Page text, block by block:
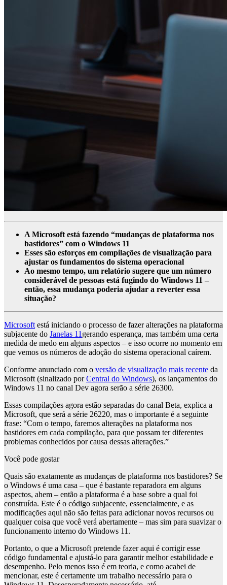
A Microsoft está fazendo “mudanças de plataforma nos
bastidores” com o Windows 11
Esses são esforços em compilações de visualização para
ajustar os fundamentos do sistema operacional
Ao mesmo tempo, um relatório sugere que um número
considerável de pessoas está fugindo do Windows 11 –
então, essa mudança poderia ajudar a reverter essa
situação?
Microsoftestá iniciando o processo de fazer alterações na plataforma
subjacente do Janelas 11gerando esperança, mas também uma certa
medida de medo em alguns aspectos – e isso ocorre no momento em
que vemos os números de adoção do sistema operacional caírem.
Conforme anunciado com o versão de visualização mais recente da
Microsoft (sinalizado porCentral do Windows), os lançamentos do
Windows 11 no canal Dev agora serão a série 26300.
Essas compilações agora estão separadas do canal Beta, explica a
Microsoft, que será a série 26220, mas o importante é a seguinte
frase: “Com o tempo, faremos alterações na plataforma nos
bastidores em cada compilação, para que possam ter diferentes
problemas conhecidos por causa dessas alterações.”
Você pode gostar
Quais são exatamente as mudanças de plataforma nos bastidores? Se
o Windows é uma casa – que é bastante reparadora em alguns
aspectos, ahem – então a plataforma é a base sobre a qual foi
construída. Este é o código subjacente, essencialmente, e as
modificações aqui não são feitas para adicionar novos recursos ou
qualquer coisa que você verá abertamente – mas sim para suavizar o
funcionamento interno do Windows 11.
Portanto, o que a Microsoft pretende fazer aqui é corrigir esse
código fundamental e ajustá-lo para garantir melhor estabilidade e
desempenho. Pelo menos isso é em teoria, e como acabei de
mencionar, este é certamente um trabalho necessário para o